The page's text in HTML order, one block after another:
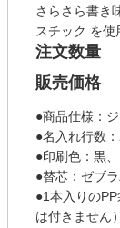
さらさら書き
スチック を使
注文数量
販売価格
●商品仕様：
●名入れ行数
●印刷色：黒
●替芯：ゼブ
●1本入りの
は付きません）